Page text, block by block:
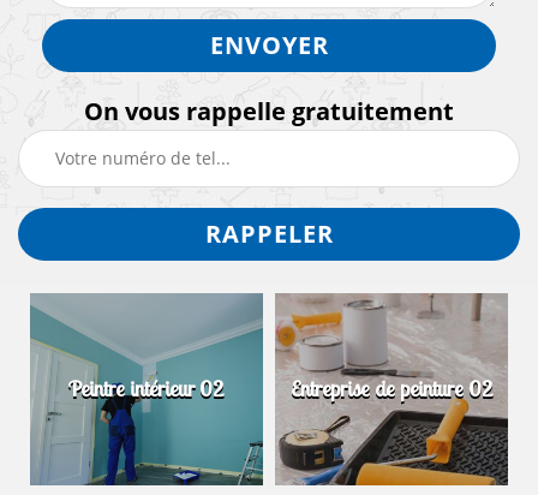
On vous rappelle gratuitement
Peintre intérieur 02 Entreprise de peinture 02